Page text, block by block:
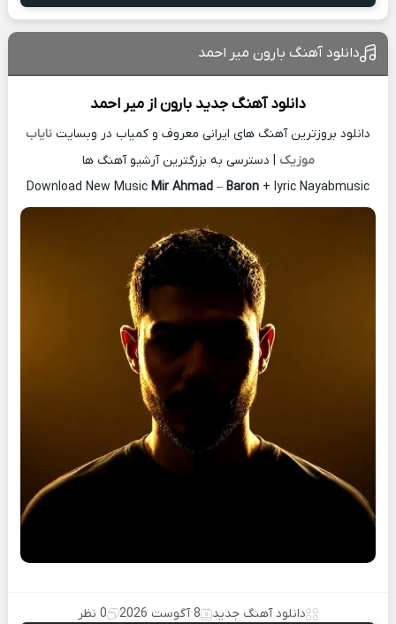
دانلود آهنگ بارون میر احمد
دانلود آهنگ جدید بارون ازمیر احمد
دانلود بروزترین آهنگ های ایرانی معروف و کمیاب در وبسایت نایاب
موزیک | دسترسی به بزرگترین آرشیو آهنگ ها
Download New Music Mir Ahmad – Baron + lyric Nayabmusic
دانلود آهنگ جدید 8 آگوست 2026
0 نظر